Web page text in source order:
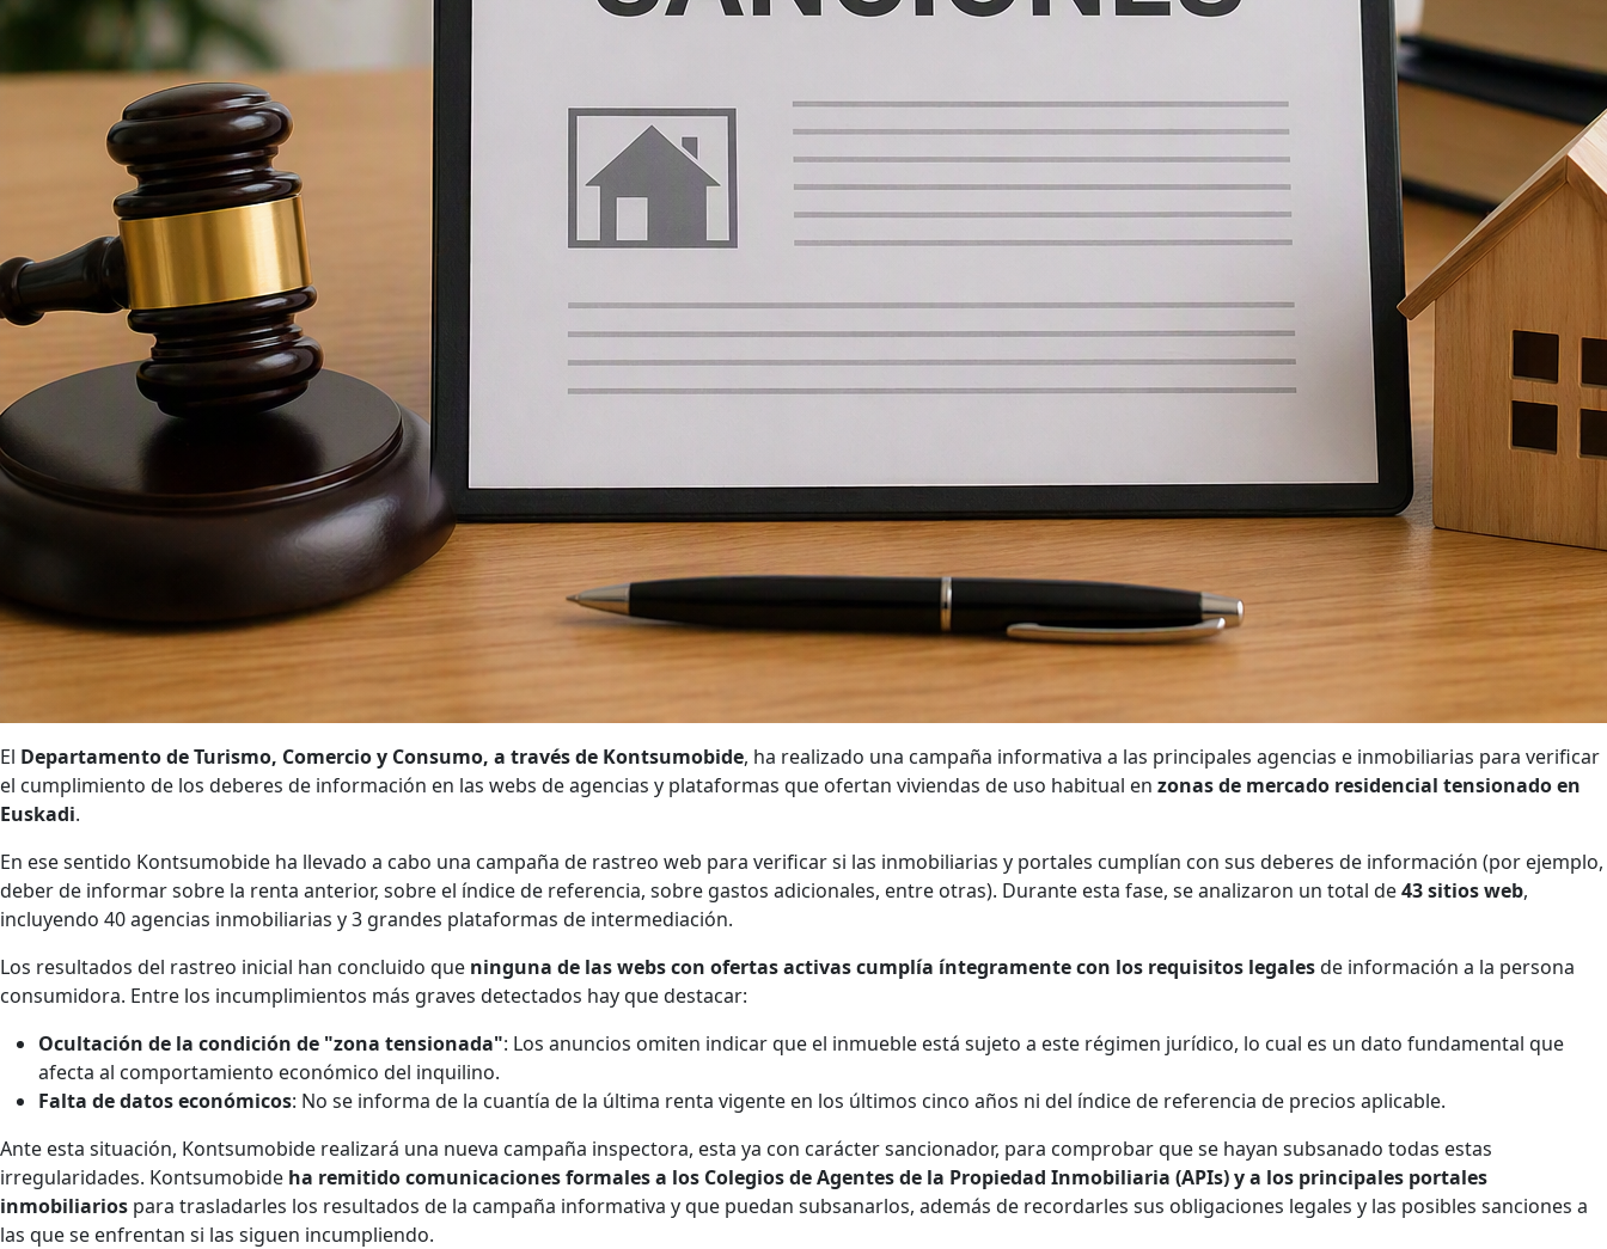
El Departamento de Turismo, Comercio y Consumo, a través de Kontsumobide, ha realizado una campaña informativa a las principales agencias e inmobiliarias para verificar
el cumplimiento de los deberes de información en las webs de agencias y plataformas que ofertan viviendas de uso habitual en zonas de mercado residencial tensionado en
Euskadi.
En ese sentido Kontsumobide ha llevado a cabo una campaña de rastreo web para verificar si las inmobiliarias y portales cumplían con sus deberes de información (por ejemplo,
deber de informar sobre la renta anterior, sobre el índice de referencia, sobre gastos adicionales, entre otras). Durante esta fase, se analizaron un total de43 sitios web,
incluyendo 40 agencias inmobiliarias y 3 grandes plataformas de intermediación.
Los resultados del rastreo inicial han concluido que ninguna de las webs con ofertas activas cumplía íntegramente con los requisitos legalesde información a la persona
consumidora. Entre los incumplimientos más graves detectados hay que destacar:
Ocultación de la condición de "zona tensionada": Los anuncios omiten indicar que el inmueble está sujeto a este régimen jurídico, lo cual es un dato fundamental que
afecta al comportamiento económico del inquilino.
Falta de datos económicos: No se informa de la cuantía de la última renta vigente en los últimos cinco años ni del índice de referencia de precios aplicable.
Ante esta situación, Kontsumobide realizará una nueva campaña inspectora, esta ya con carácter sancionador, para comprobar que se hayan subsanado todas estas
irregularidades. Kontsumobide ha remitido comunicaciones formales a los Colegios de Agentes de la Propiedad Inmobiliaria (APIs) y a los principales portales
inmobiliarios para trasladarles los resultados de la campaña informativa y que puedan subsanarlos, además de recordarles sus obligaciones legales y las posibles sanciones a
las que se enfrentan si las siguen incumpliendo.